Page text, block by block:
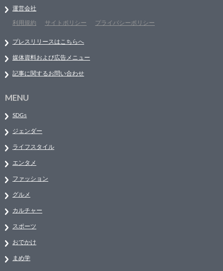
運営会社
利用規約
サイトポリシー プライバシーポリシー
プレスリリースはこちらへ
媒体資料および広告メニュー
記事に関するお問い合わせ
MENU
SDGs
ジェンダー
ライフスタイル
エンタメ
ファッション
グルメ
カルチャー
スポーツ
おでかけ
まめ学